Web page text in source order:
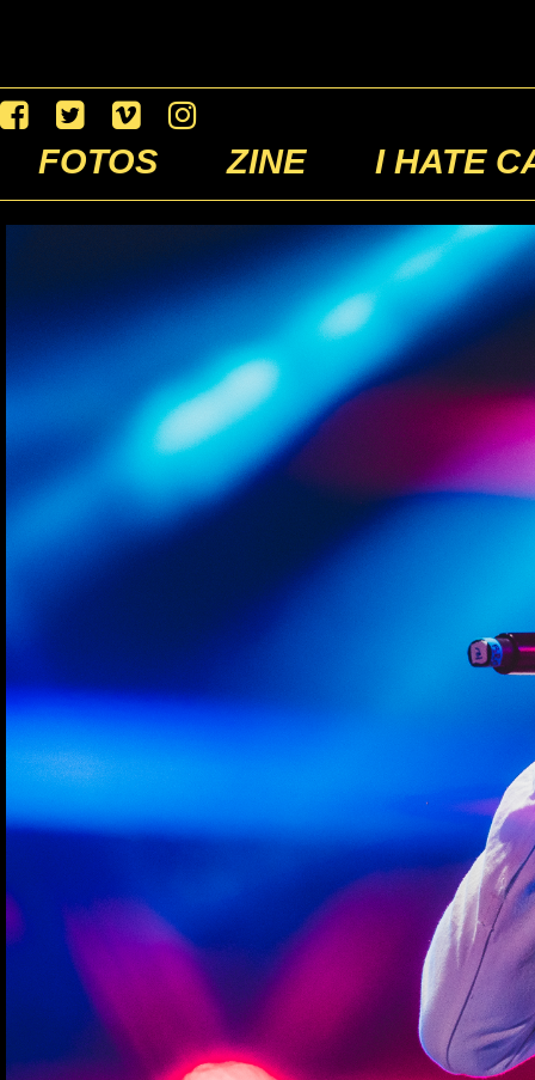
FOTOS ZINE I HATE